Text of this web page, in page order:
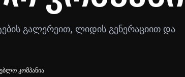
გალერეით, ლიდის გენერაციით და
კომპანია